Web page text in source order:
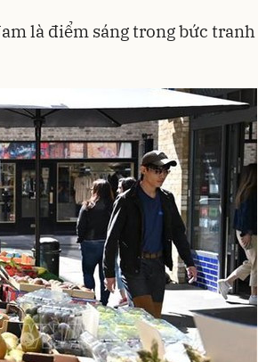
là điểm sáng trong bức tranh